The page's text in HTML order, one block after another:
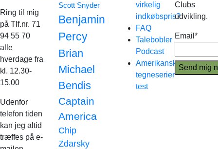
Ring til mig
på Tlf.nr. 71
94 55 70
alle
hverdage fra
kl. 12.30-
15.00
Udenfor
telefon tiden
kan jeg altid
træffes på e-
Scott Snyder
Benjamin
Percy
Brian
Michael
Bendis
Captain
America
Chip
Zdarsky
virkelig
indkøbspris?
FAQ
Talebobler
Podcast
Amerikanske
tegneserier
test
Clubs
udvikling.
Email*